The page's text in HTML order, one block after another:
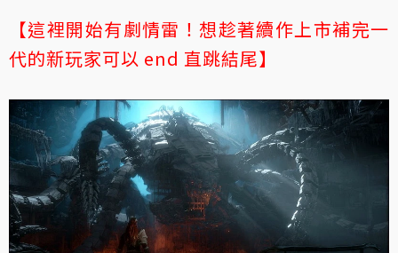
【這裡開始有劇情雷！想趁著續作上市補完一
代的新玩家可以 end 直跳結尾】